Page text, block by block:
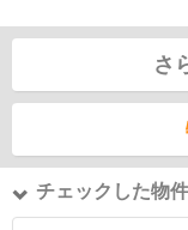
さ
チェックした物